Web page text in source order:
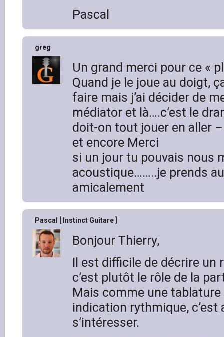
Pascal
greg
Un grand merci pour ce «
Quand je le joue au doigt,
faire mais j’ai décider de
médiator et là….c’est le
doit-on tout jouer en aller
et encore Merci
si un jour tu pouvais nous
acoustique……..je prends
amicalement
Pascal [ Instinct Guitare ]
Bonjour Thierry,
Il est difficile de décrire un
c’est plutôt le rôle de la
Mais comme une
indication rythmique, c’est
s’intéresser.